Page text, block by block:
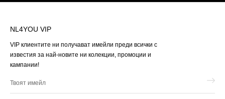
NL4YOU VIP
VIP клиентите ни получават имейли преди всички с
известия за най-новите ни колекции, промоции и
кампании!
Твоят
имейл